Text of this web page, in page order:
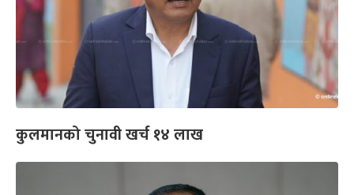
कुलमानको चुनावी खर्च १४ लाख